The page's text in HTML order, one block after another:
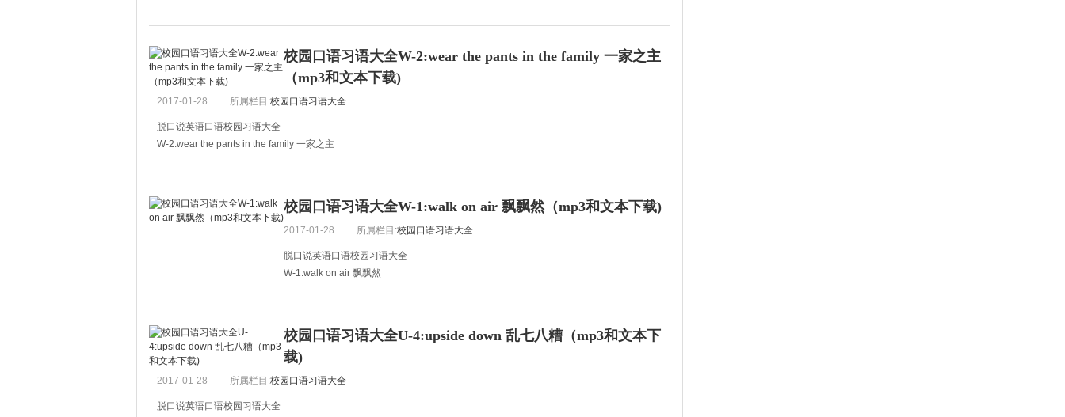
A：在学校交朋友的时候，你应该从坏孩子
校园口语习语大全W-2:wear the pants in the family 一家之主
（mp3和文本下载)
2017-01-28 所属栏目:校园口语习语大全
脱口说英语口语校园习语大全
W-2:wear the pants in the family 一家之主
A:我们的外教今天让我们
校园口语习语大全W-1:walk on air 飘飘然（mp3和文本下载)
2017-01-28 所属栏目:校园口语习语大全
脱口说英语口语校园习语大全
W-1:walk on air 飘飘然
A:汤姆说他通过了牛津大学的入学考试。
B:I've warned you against him. He al
校园口语习语大全U-4:upside down 乱七八糟（mp3和文本下
载)
2017-01-28 所属栏目:校园口语习语大全
脱口说英语口语校园习语大全